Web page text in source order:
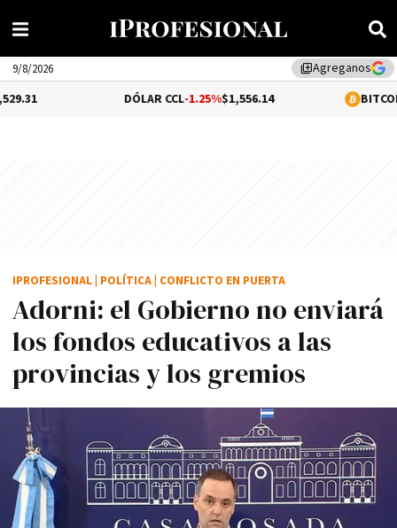
library_addAgreganos
9/8/2026
-1.25%$1,556.14 0.05%
Adorni: el Gobierno no enviará
los fondos educativos a las
provincias y los gremios
IPROFESIONAL POLÍTICA CONFLICTO EN PUERTA